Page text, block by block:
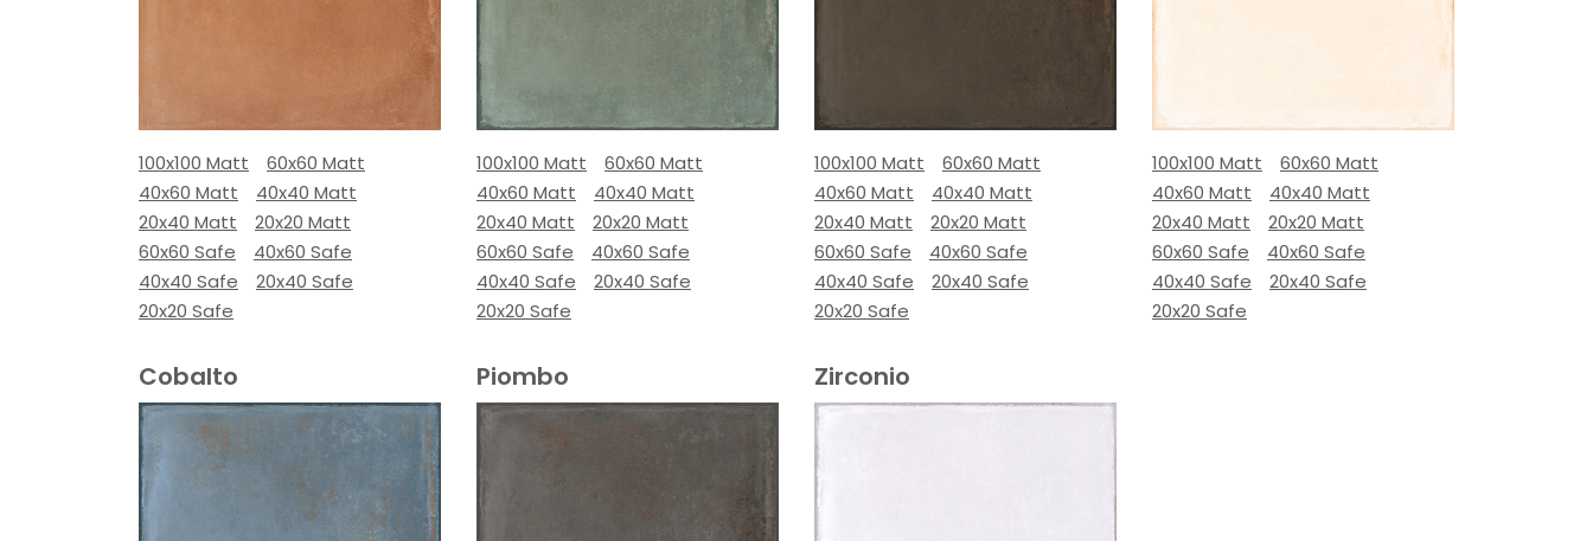
100x100 Matt
60x60 Matt
40x60 Matt
40x40 Matt
20x40 Matt
20x20 Matt
60x60 Safe
40x60 Safe
40x40 Safe
20x40 Safe
20x20 Safe
100x100 Matt
60x60 Matt
40x60 Matt
40x40 Matt
20x40 Matt
20x20 Matt
60x60 Safe
40x60 Safe
40x40 Safe
20x40 Safe
20x20 Safe
100x100 Matt
60x60 Matt
40x60 Matt
40x40 Matt
20x40 Matt
20x20 Matt
60x60 Safe
40x60 Safe
40x40 Safe
20x40 Safe
20x20 Safe
100x100 Matt
60x60 Matt
40x60 Matt
40x40 Matt
20x40 Matt
20x20 Matt
60x60 Safe
40x60 Safe
40x40 Safe
20x40 Safe
20x20 Safe
Cobalto Piombo Zirconio